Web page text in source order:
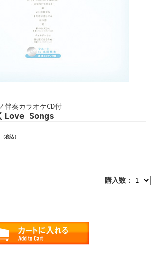
伴奏カラオケCD付
Love Songs
（税込）
購入数：